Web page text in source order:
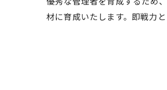
材に育成いたします。即戦力